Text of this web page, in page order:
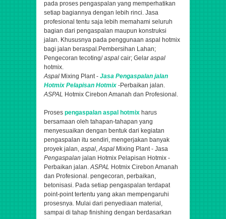
pada proses pengaspalan yang memperhatikan
setiap bagiannya dengan lebih rinci. Jasa
profesional tentu saja lebih memahami seluruh
bagian dari pengaspalan maupun konstruksi
jalan. Khususnya pada penggunaan aspal hotmix
bagi jalan beraspal.Pembersihan Lahan;
Pengecoran tecoting/aspal cair; Gelar aspal
hotmix.
Aspal Mixing Plant - Jasa Pengaspalan jalan
Hotmix Pelapisan Hotmix -Perbaikan jalan.
ASPAL Hotmix Cirebon Amanah dan Profesional.
Proses pengaspalan aspal hotmix harus
bersamaan oleh tahapan-tahapan yang
menyesuaikan dengan bentuk dari kegiatan
pengaspalan itu sendiri, mengerjakan banyak
proyek jalan, aspal,Aspal Mixing Plant - Jasa
Pengaspalan jalan Hotmix Pelapisan Hotmix -
Perbaikan jalan.ASPAL Hotmix Cirebon Amanah
dan Profesional. pengecoran, perbaikan,
betonisasi. Pada setiap pengaspalan terdapat
point-point tertentu yang akan mempengaruhi
prosesnya. Mulai dari penyediaan material,
sampai di tahap finishing dengan berdasarkan